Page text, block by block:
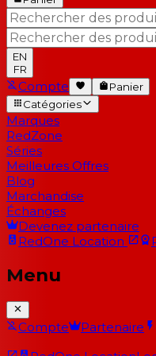
EN
FR
Compte
Panier
Catégories
Marques
RedZone
Séries
Meilleures Offres
Blog
Marchandise
Échanges
Devenez partenaire
RedOne Location
Menu
Compte Partenaire